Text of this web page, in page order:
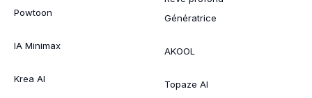
Powtoon
IA Minimax
Krea AI
Génératrice
AKOOL
Topaze AI